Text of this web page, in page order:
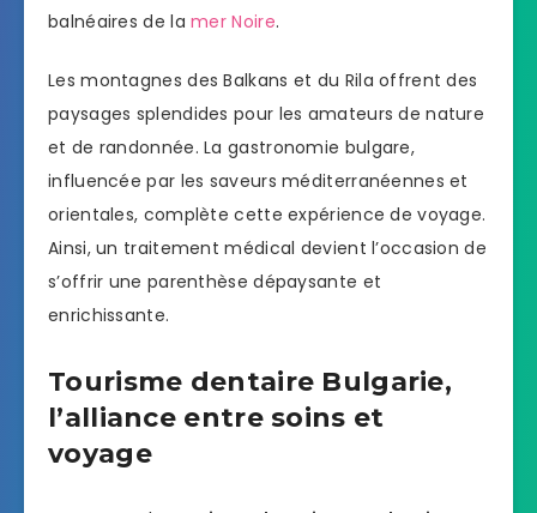
balnéaires de lamer Noire.
Les montagnes des Balkans et du Rila offrent des
paysages splendides pour les amateurs de nature
et de randonnée. La gastronomie bulgare,
influencée par les saveurs méditerranéennes et
orientales, complète cette expérience de voyage.
Ainsi, un traitement médical devient l’occasion de
s’offrir une parenthèse dépaysante et
enrichissante.
Tourisme dentaire Bulgarie,
l’alliance entre soins et
voyage